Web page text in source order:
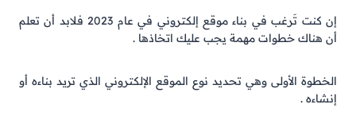
إن كنت تَرغب في بناء موقع إلكتروني في عام 2023 فلابد أن تعلم
أن هناك خطوات مهمة يجب عليك اتخاذها .
الخطوة الأولى وهي تحديد نوع الموقع الإلكتروني الذي تريد بناءه أو
إنشاءه .